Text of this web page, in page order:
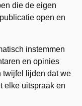
die de eigen
open en
instemmen
en opinies
twijfel lijden dat we
elke uitspraak en